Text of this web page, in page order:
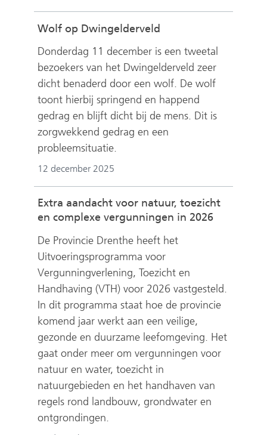
Wolf op Dwingelderveld
Donderdag 11 december is een tweetal
bezoekers van het Dwingelderveld zeer
dicht benaderd door een wolf. De wolf
toont hierbij springend en happend
gedrag en blijft dicht bij de mens. Dit is
zorgwekkend gedrag en een
probleemsituatie.
12 december 2025
Extra aandacht voor natuur, toezicht
en complexe vergunningen in 2026
De Provincie Drenthe heeft het
Uitvoeringsprogramma voor
Vergunningverlening, Toezicht en
Handhaving (VTH) voor 2026 vastgesteld.
In dit programma staat hoe de provincie
komend jaar werkt aan een veilige,
gezonde en duurzame leefomgeving. Het
gaat onder meer om vergunningen voor
natuur en water, toezicht in
natuurgebieden en het handhaven van
regels rond landbouw, grondwater en
ontgrondingen.